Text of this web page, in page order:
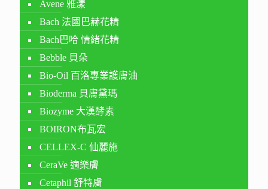
Avene 雅漾
Bach 法國巴赫花精
Bach巴哈 情緒花精
Bebble 貝朵
Bio-Oil 百洛專業護膚油
Bioderma 貝膚黛瑪
Biozyme 大漢酵素
BOIRON布瓦宏
CELLEX-C 仙麗施
CeraVe 適樂膚
Cetaphil 舒特膚